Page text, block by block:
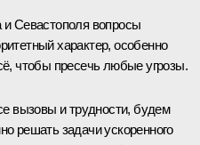
Севастополя вопросы
характер, особенно
чтобы пресечь любые угрозы.
вызовы и трудности, будем
решать задачи ускоренного